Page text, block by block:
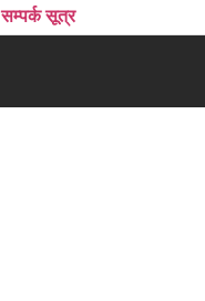
सम्पर्क सूत्र